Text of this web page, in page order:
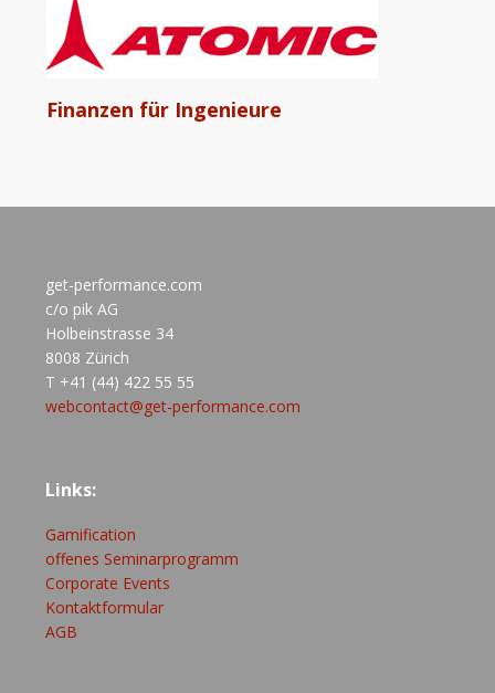
Finanzen für Ingenieure
get-performance.com
c/o pik AG
Holbeinstrasse 34
8008 Zürich
T +41 (44) 422 55 55
webcontact@get-performance.com
Links:
Gamification
offenes Seminarprogramm
Corporate Events
Kontaktformular
AGB